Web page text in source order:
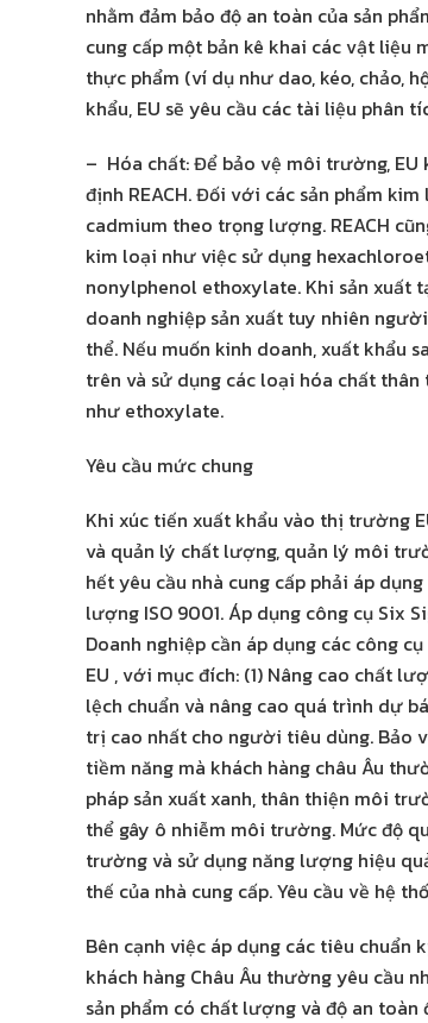
nhằm đảm bảo độ an toàn của sản
cung cấp một bản kê khai các vật liệu
thực phẩm (ví dụ như dao, kéo, chảo,
khẩu, EU sẽ yêu cầu các tài liệu phân
– Hóa chất: Để bảo vệ môi trường, EU
định REACH. Đối với các sản phẩm
cadmium theo trọng lượng. REACH
kim loại như việc sử dụng
nonylphenol ethoxylate. Khi sản xuất
doanh nghiệp sản xuất tuy nhiên
thể. Nếu muốn kinh doanh, xuất khẩu
trên và sử dụng các loại hóa chất
như ethoxylate.
Yêu cầu mức chung
Khi xúc tiến xuất khẩu vào thị trường
và quản lý chất lượng, quản lý môi
hết yêu cầu nhà cung cấp phải áp
lượng ISO 9001. Áp dụng công cụ Six
Doanh nghiệp cần áp dụng các công
EU , với mục đích: (1) Nâng cao chất
lệch chuẩn và nâng cao quá trình dự
trị cao nhất cho người tiêu dùng. Bảo
tiềm năng mà khách hàng châu Âu
pháp sản xuất xanh, thân thiện môi
thể gây ô nhiễm môi trường. Mức độ
trường và sử dụng năng lượng hiệu
thế của nhà cung cấp. Yêu cầu về hệ
Bên cạnh việc áp dụng các tiêu chuẩn
khách hàng Châu Âu thường yêu cầu
sản phẩm có chất lượng và độ an